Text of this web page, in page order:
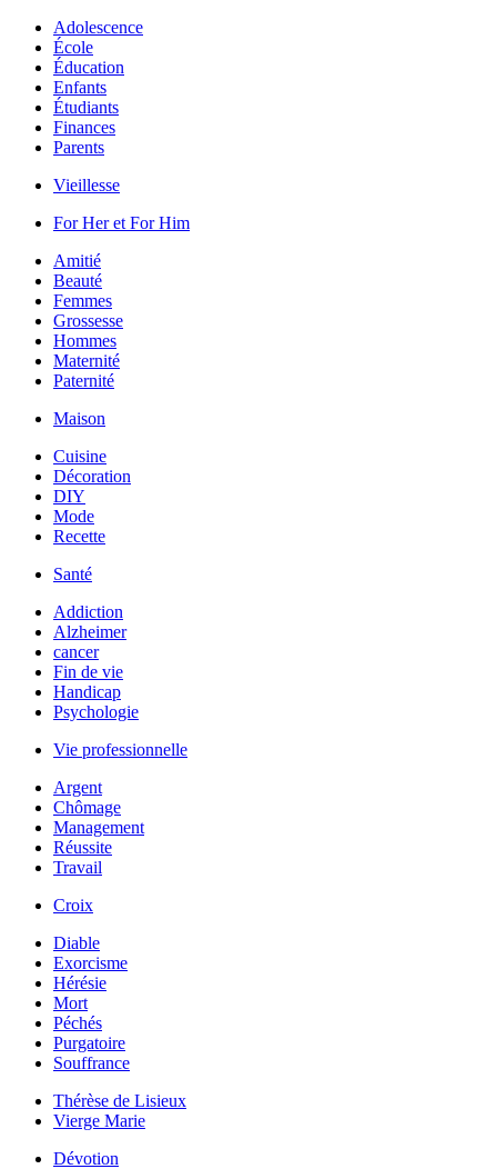
Adolescence
École
Éducation
Enfants
Étudiants
Finances
Parents
Vieillesse
For Her et For Him
Amitié
Beauté
Femmes
Grossesse
Hommes
Maternité
Paternité
Maison
Cuisine
Décoration
DIY
Mode
Recette
Santé
Addiction
Alzheimer
cancer
Fin de vie
Handicap
Psychologie
Vie professionnelle
Argent
Chômage
Management
Réussite
Travail
Croix
Diable
Exorcisme
Hérésie
Mort
Péchés
Purgatoire
Souffrance
Thérèse de Lisieux
Vierge Marie
Dévotion